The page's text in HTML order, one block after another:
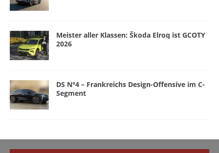
Meister aller Klassen: Škoda Elroq ist GCOTY
2026
DS N°4 – Frankreichs Design-Offensive im C-
Segment